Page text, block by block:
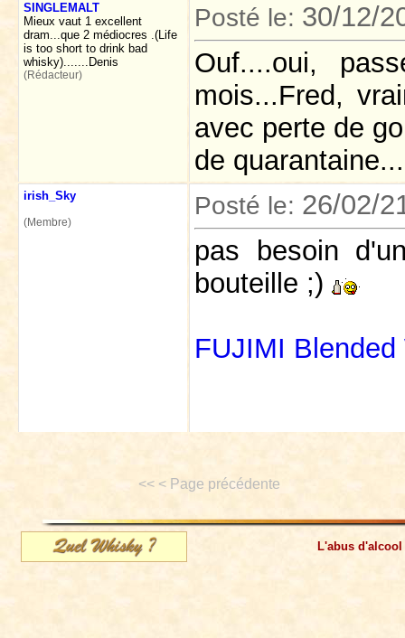
SINGLEMALT
Mieux vaut 1 excellent
dram...que 2 médiocres .(Life
is too short to drink bad
whisky).......Denis
(Rédacteur)
Posté le: 30/12/
Ouf....oui,
mois...Fred,
avec perte de
de
irish_Sky
(Membre)
Posté le: 26/02/
pas besoin
bouteille ;)
FUJIMI
<< < Page précédente
L'abus